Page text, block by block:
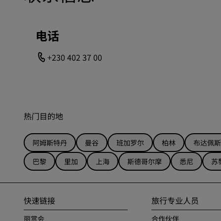
电话
+230 402 37 00
热门目的地
阿姆斯特丹 曼谷 班加罗尔 柏林
布达佩斯
巴黎
里加 上海 斯德哥尔摩 悉尼 苏
快速链接
丽赏会
旅行专业人员
合作伙伴